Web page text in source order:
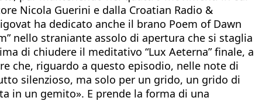
Nicola Guerini e dalla Croatian Radio &
ha dedicato anche il brano Poem of Dawn
nello straniante assolo di apertura che si staglia
di chiudere il meditativo “Lux Aeterna” finale, a
che, riguardo a questo episodio, nelle note di
silenzioso, ma solo per un grido, un grido di
in un gemito». E prende la forma di una